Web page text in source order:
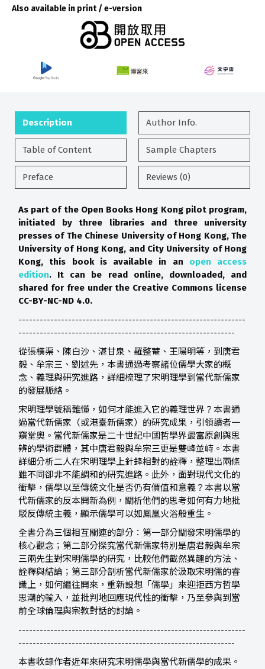
Also available in print / e-version
Description Author Info.
Table of Content Sample Chapters
Preface Reviews (0)
As part of the Open Books Hong Kong pilot program,
initiated by three libraries and three university
presses of The Chinese University of Hong Kong, The
University of Hong Kong, and City University of Hong
Kong, this book is available in an open access
edition. It can be read online, downloaded, and
shared for free under the Creative Commons license
CC-BY-NC-ND 4.0.
----------------------------------------------------------------
-------------------------------------------------------------
從張橫渠、陳白沙、湛甘泉、羅整菴、王陽明等，到唐君
毅、牟宗三、劉述先，本書通過考察諸位儒學大家的概
念、義理與研究進路，詳細梳理了宋明理學到當代新儒家
的發展脈絡。
宋明理學號稱難懂，如何才能進入它的義理世界？本書通
過當代新儒家（或港臺新儒家）的研究成果，引領讀者一
窺堂奧。當代新儒家是二十世紀中國哲學界最富原創與思
辨的學術群體，其中唐君毅與牟宗三更是雙峰並峙。本書
詳細分析二人在宋明理學上針鋒相對的詮釋，整理出兩條
雖不同卻非不能調和的研究進路。此外，面對現代文化的
衝擊，儒學以至傳統文化是否仍有價值和意義？本書以當
代新儒家的反本開新為例，闡析他們的思考如何有力地批
駁反傳統主義，顯示儒學可以如鳳凰火浴般重生。
全書分為三個相互關連的部分：第一部分闡發宋明儒學的
核心觀念；第二部分探究當代新儒家特別是唐君毅與牟宗
三兩先生對宋明儒學的研究，比較他們截然異趣的方法、
詮釋與結論；第三部分剖析當代新儒家於汲取宋明儒的睿
識上，如何繼往開來，重新設想「儒學」來迎拒西方哲學
思潮的輸入，並批判地回應現代性的衝擊，乃至參與到當
前全球倫理與宗教對話的討論。
----------------------------------------------------------------
-------------------------------------------------------------
本書收錄作者近年來研究宋明儒學與當代新儒學的成果。